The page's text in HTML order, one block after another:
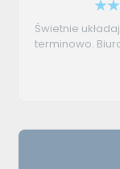
Świetnie
terminowo.